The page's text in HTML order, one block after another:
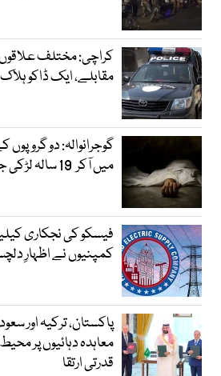
مقابلے، ایک ڈاکو ہلاک،
گوجرانوالہ: دو
میں آکر 19 سالہ لڑکی جاں بحق
کمپنیوں نے اظہارِ
پاکستان، ترکیہ اور
معاہدہ دہائیوں پر
قدرتی ارتقا